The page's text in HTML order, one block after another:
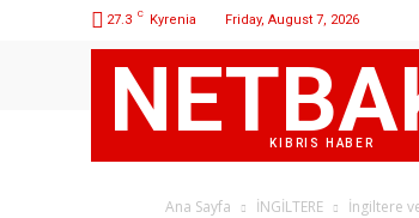
27.3 C Kyrenia Friday, August 7, 2026
KIBRIS HABER
Ana Sayfa İNGİLTERE İngiltere